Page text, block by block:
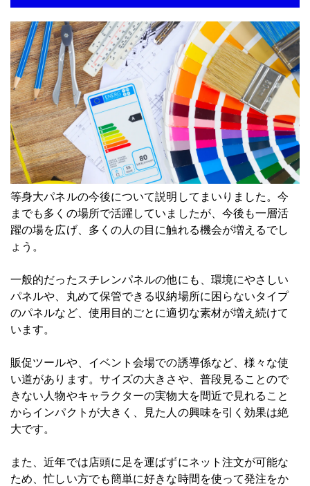
等身大パネルの今後について説明してまいりました。今
までも多くの場所で活躍していましたが、今後も一層活
躍の場を広げ、多くの人の目に触れる機会が増えるでし
ょう。
一般的だったスチレンパネルの他にも、環境にやさしい
パネルや、丸めて保管できる収納場所に困らないタイプ
のパネルなど、使用目的ごとに適切な素材が増え続けて
います。
販促ツールや、イベント会場での誘導係など、様々な使
い道があります。サイズの大きさや、普段見ることので
きない人物やキャラクターの実物大を間近で見れること
からインパクトが大きく、見た人の興味を引く効果は絶
大です。
また、近年では店頭に足を運ばずにネット注文が可能な
ため、忙しい方でも簡単に好きな時間を使って発注をか